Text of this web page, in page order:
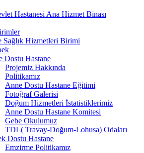
Hastanesi Ana Hizmet Binası
Sağlık Hizmetleri Birimi
Dostu Hastane
Projemiz Hakkında
Politikamız
Anne Dostu Hastane Eğitimi
Fotoğraf Galerisi
Doğum Hizmetleri İstatistiklerimiz
Anne Dostu Hastane Komitesi
Gebe Okulumuz
TDL( Travay-Doğum-Lohusa) Odaları
Dostu Hastane
Emzirme Politikamız